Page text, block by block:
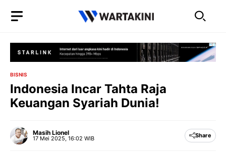
BISNIS
Indonesia Incar Tahta Raja
Keuangan Syariah Dunia!
Masih Lionel
17 Mei 2025, 16:02 WIB Share